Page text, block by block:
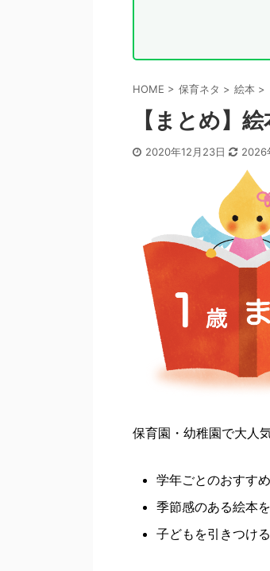
HOME > 保育ネタ > 絵本 >
【まとめ】
2020年12月23日 2026
保育園・幼稚園で大人
学年ごとのおすす
季節感のある絵本
子どもを引きつけ